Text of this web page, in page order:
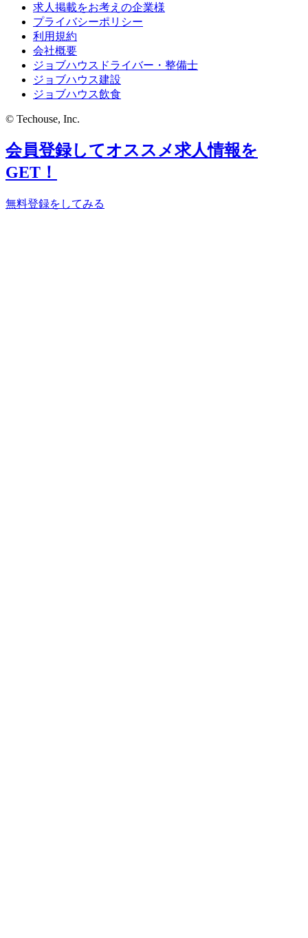
求人掲載をお考えの企業様
プライバシーポリシー
利用規約
会社概要
ジョブハウスドライバー・整備士
ジョブハウス建設
ジョブハウス飲食
© Techouse, Inc.
会員登録してオススメ求人情報を
GET！
無料登録をしてみる